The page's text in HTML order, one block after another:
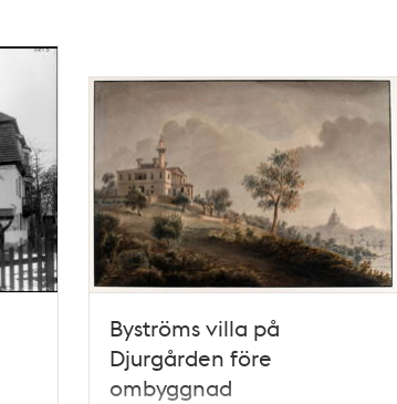
Byströms villa på
Djurgården före
ombyggnad